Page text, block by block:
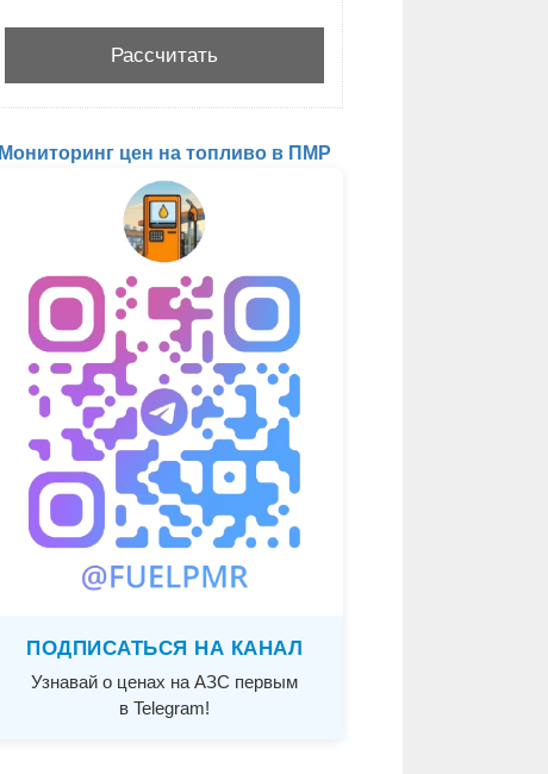
Мониторинг цен на топливо в ПМР
ПОДПИСАТЬСЯ НА КАНАЛ
Узнавай о ценах на АЗС первым
в Telegram!